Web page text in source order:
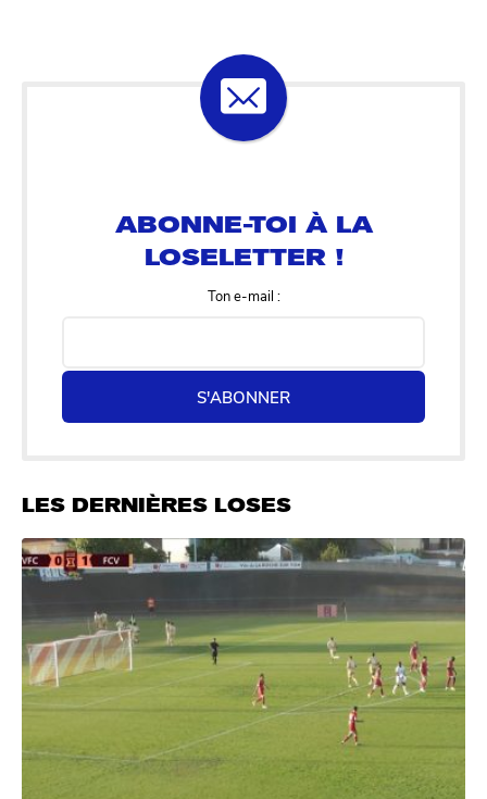
Ton e-mail :
S'ABONNER
LES DERNIÈRES LOSES